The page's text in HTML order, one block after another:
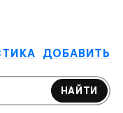
ДОБАВИТЬ
НАЙТИ